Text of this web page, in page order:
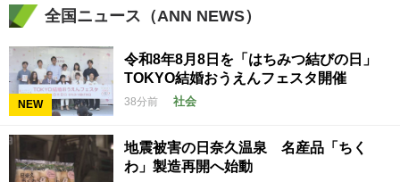
全国ニュース（ANN NEWS）
NEW
令和8年8月8日を「はちみつ結びの日」
TOKYO結婚おうえんフェスタ開催
38分前 社会
地震被害の日奈久温泉 名産品「ちく
わ」製造再開へ始動